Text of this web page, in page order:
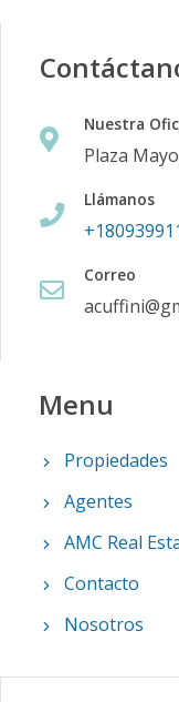
Nuestra
Plaza
Llámanos
Correo
Menu
Propiedades
Agentes
AMC Real
Contacto
Nosotros